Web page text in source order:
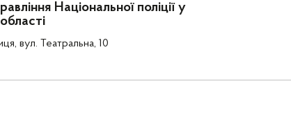
Національної поліції у
вул. Театральна, 10